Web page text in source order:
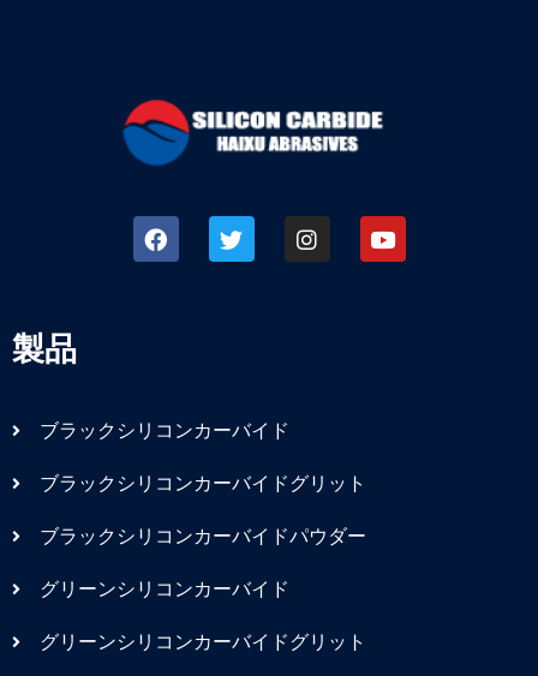
製品
ブラックシリコンカーバイド
ブラックシリコンカーバイドグリット
ブラックシリコンカーバイドパウダー
グリーンシリコンカーバイド
グリーンシリコンカーバイドグリット